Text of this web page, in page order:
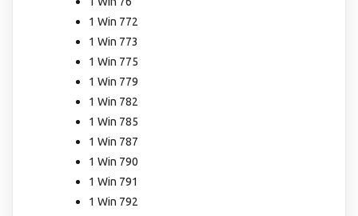
1 Win 772
1 Win 773
1 Win 775
1 Win 779
1 Win 782
1 Win 785
1 Win 787
1 Win 790
1 Win 791
1 Win 792